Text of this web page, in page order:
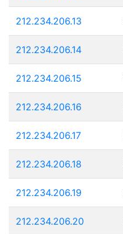
212.234.206.13
212.234.206.14
212.234.206.15
212.234.206.16
212.234.206.17
212.234.206.18
212.234.206.19
212.234.206.20